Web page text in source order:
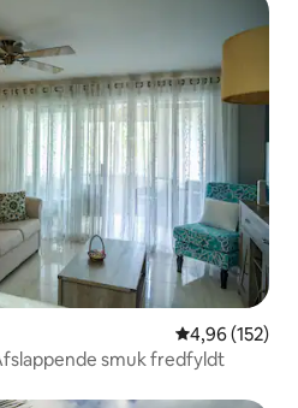
4,96 ud af 5 i
4,96 (152)
smuk fredfyldt